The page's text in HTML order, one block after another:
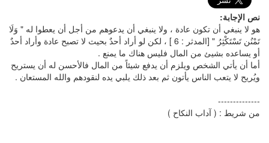
نص الإجابة:
هو لا ينبغي أن تكون عادة ، ولا ينبغي أن يدعوهم من أجل أن يعطوا له " وَلَا
تَمْنُن تَسْتَكْثِرُ " [المدثر : 6 ] ، لكن لو أراد أحدٌ بحيث لا تصبح عادة وأراد أحدٌ
أو يساعده بشيئ من المال فليس هناك ما يمنع .
أما أن يأتي الشخص ويلزم أن يدفع شيئاً من المال فالأحسن له أن يستريح
ويُريح لا يتعب الناس يأتون ثم بعد ذلك يلبي يده لنقودهم والله المستعان .
--------------
من شريط : ( آداب النكاح )